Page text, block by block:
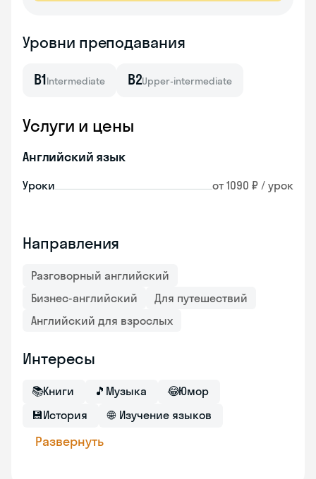
Уровни преподавания
B1Intermediate B2Upper-intermediate
Услуги и цены
Английский язык
Уроки от 1090 ₽ / урок
Направления
Разговорный английский
Бизнес-английский
Для путешествий
Английский для взрослых
Интересы
📚Книги 🎵 Музыка 😂Юмор
💾История 🌐 Изучение языков
Развернуть